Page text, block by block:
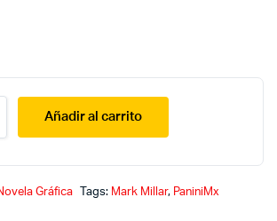
Añadir al carrito
Gráfica Tags: Mark Millar, PaniniMx